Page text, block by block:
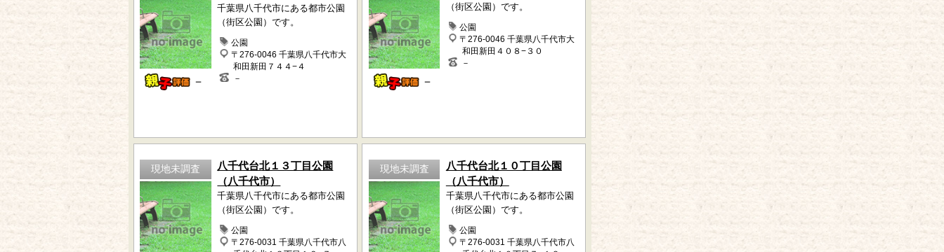
－
千葉県八千代市にある都市公園
（街区公園）です。
公園
〒276-0046 千葉県八千代市大
和田新田７４４−４
－
－
（街区公園）です。
公園
〒276-0046 千葉県八千代市大
和田新田４０８−３０
－
現地未調査
八千代台北１３丁目公園
（八千代市）
千葉県八千代市にある都市公園
（街区公園）です。
公園
〒276-0031 千葉県八千代市八
現地未調査
八千代台北１０丁目公園
（八千代市）
千葉県八千代市にある都市公園
（街区公園）です。
公園
〒276-0031 千葉県八千代市八